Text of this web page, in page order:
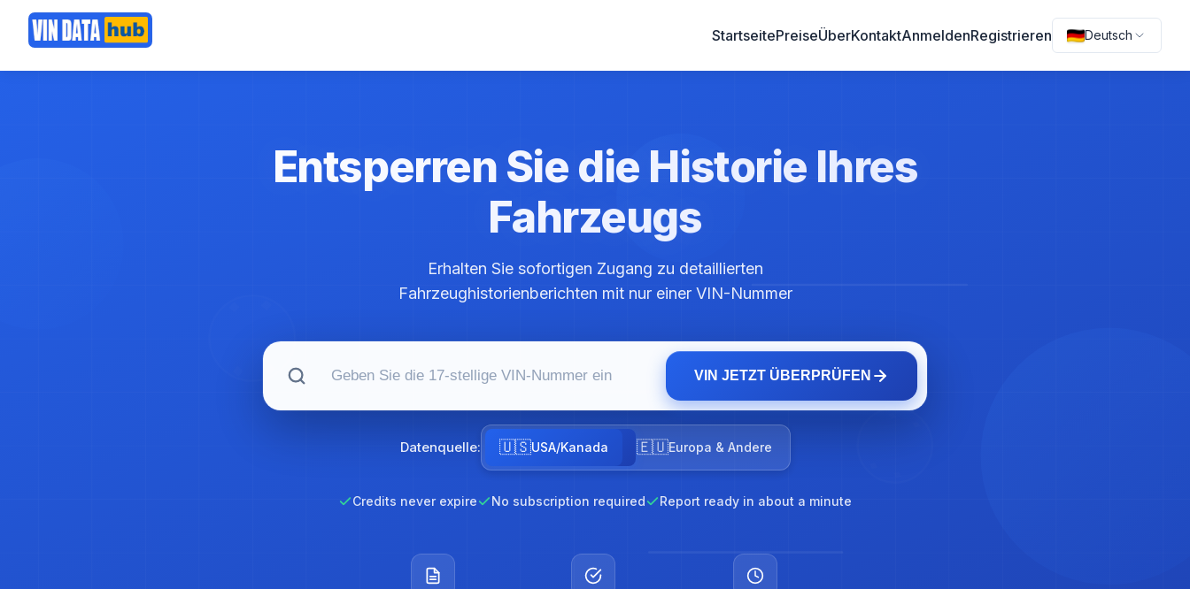
StartseitePreiseÜberKontaktAnmeldenRegistrieren Deutsch
Entsperren Sie die Historie Ihres
Fahrzeugs
Erhalten Sie sofortigen Zugang zu detaillierten
Fahrzeughistorienberichten mit nur einer VIN-Nummer
VIN JETZT ÜBERPRÜFEN
Datenquelle: 🇺🇸USA/Kanada 🇪🇺Europa & Andere
Credits never expire No subscription required Report ready in about a minute